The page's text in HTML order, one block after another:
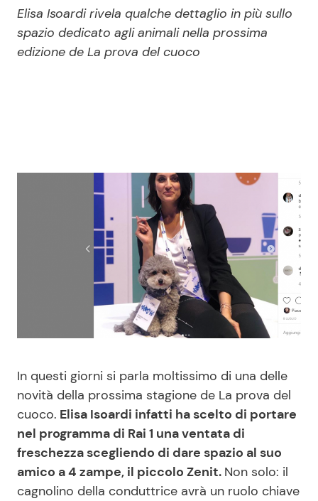
Soap Opera
News Spettacolo
Benessere
News benessere
Salute
Viaggi e Turismo
Cucina e Ricette
Consigli di Cucina
Dolci
Primi Piatti
Ricette Facili e Veloci
Ricette Feste
Elisa Isoardi rivela qualche dettaglio in più sullo
spazio dedicato agli animali nella prossima
edizione de La prova del cuoco
In questi giorni si parla moltissimo di una delle
novità della prossima stagione de La prova del
cuoco. Elisa Isoardi infatti ha scelto di portare
nel programma di Rai 1 una ventata di
freschezza scegliendo di dare spazio al suo
amico a 4 zampe, il piccolo Zenit. Non solo: il
cagnolino della conduttrice avrà un ruolo chiave